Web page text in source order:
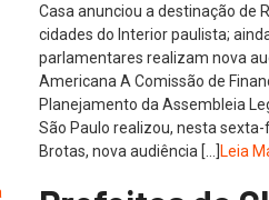
Casa anunciou a destinação de
cidades do Interior paulista;
parlamentares realizam nova
Americana A Comissão de
Planejamento da Assembleia
São Paulo realizou, nesta
Brotas, nova audiência […]Leia